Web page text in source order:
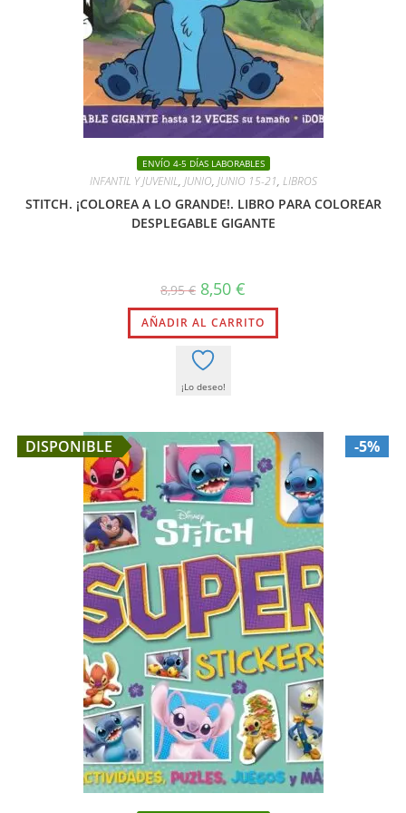
ENVÍO 4-5 DÍAS LABORABLES
INFANTIL Y JUVENIL, JUNIO, JUNIO 15-21, LIBROS
STITCH. ¡COLOREA A LO GRANDE!. LIBRO PARA COLOREAR
DESPLEGABLE GIGANTE
8,95€ El
precio
original
era:
8,95 €.
8,50 €
actual
es:
8,50 €.
AÑADIR AL CARRITO
¡Lo deseo!
DISPONIBLE -5%